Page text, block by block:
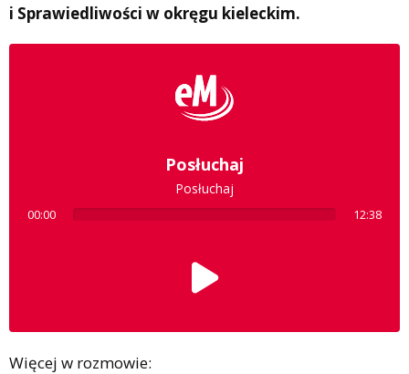
i Sprawiedliwości w okręgu kieleckim.
Posłuchaj
Posłuchaj
00:00 12:38
Więcej w rozmowie: